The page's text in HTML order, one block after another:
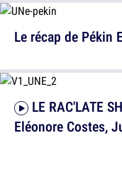
Eléonore Costes,
Le récap de Pékin